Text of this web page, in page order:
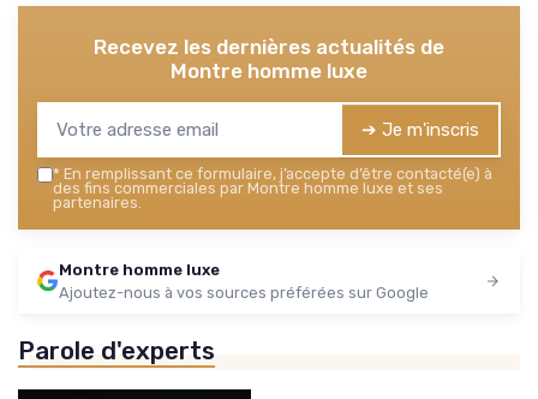
Recevez les dernières actualités de
Montre homme luxe
➔ Je m'inscris
* En remplissant ce formulaire, j’accepte d’être contacté(e) à
des fins commerciales par Montre homme luxe et ses
partenaires.
Montre homme luxe
Ajoutez-nous à vos sources préférées sur Google
Parole d'experts